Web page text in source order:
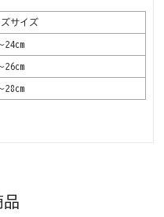
サイズ
24cm
26cm
28cm
品